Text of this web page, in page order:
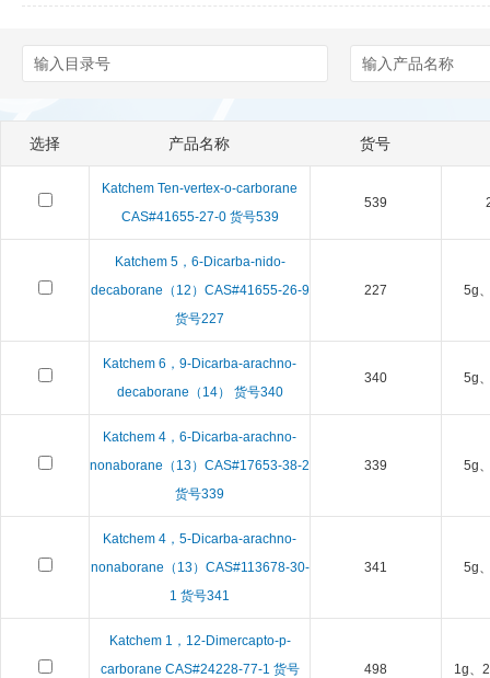
Berry & Associates
LGC Maine Standards Biolife
Abbexa
选择 产品名称 货号
Katchem Ten-vertex-o-carborane
CAS#41655-27-0 货号539
539
Katchem 5，6-Dicarba-nido-
decaborane（12）CAS#41655-26-9
货号227
227 5g
Katchem 6，9-Dicarba-arachno-
decaborane（14） 货号340
340 5g
Katchem 4，6-Dicarba-arachno-
nonaborane（13）CAS#17653-38-2
货号339
339 5g
Katchem 4，5-Dicarba-arachno-
nonaborane（13）CAS#113678-30-
1 货号341
341 5g
Katchem 1，12-Dimercapto-p-
carborane CAS#24228-77-1 货号
498 1g、